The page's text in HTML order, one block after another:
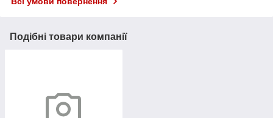
Подібні товари компанії